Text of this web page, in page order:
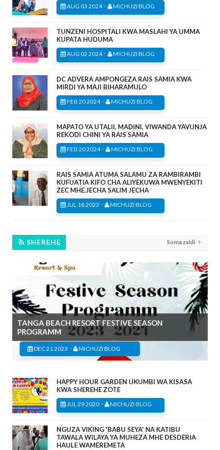
AUG 03 2024- MICHUZI BLOG
TUNZENI HOSPITALI KWA MASLAHI YA UMMA
KUPATA HUDUMA
AUG 02 2024- MICHUZI BLOG
DC ADVERA AMPONGEZA RAIS SAMIA KWA
MIRDI YA MAJI BIHARAMULO
FEB 20 2024- MICHUZI BLOG
MAPATO YA UTALII, MADINI, VIWANDA YAVUNJA
REKODI CHINI YA RAIS SAMIA
FEB 20 2024- MICHUZI BLOG
RAIS SAMIA ATUMA SALAMU ZA RAMBIRAMBI
KUFUATIA KIFO CHA ALIYEKUWA MWENYEKITI
ZEC MHE.JECHA SALIM JECHA
JUL 18 2023 - MICHUZI BLOG
SHEREHE Soma zaidi
TANGA BEACH RESORT FESTIVE SEASON
PROGRAMM
DEC 21 2023 - MICHUZI BLOG
HAPPY HOUR GARDEN UKUMBI WA KISASA
KWA SHEREHE ZOTE
JUL 29 2020 - MICHUZI BLOG
NGUZA VIKING 'BABU SEYA' NA KATIBU
TAWALA WILAYA YA MUHEZA MHE DESDERIA
HAULE WAMEREMETA